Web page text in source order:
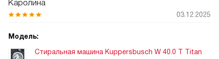
Каролина
03.12.2025
Модель:
Стиральная машина Kuppersbusch W 40.0 T Titan